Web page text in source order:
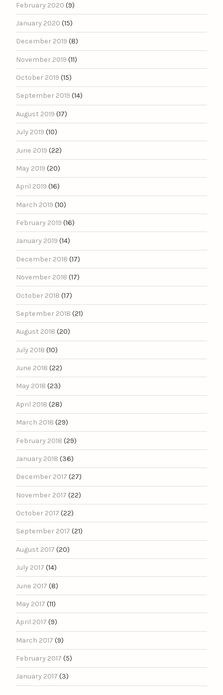
February 2020 (9)
January 2020 (15)
December 2019 (8)
November 2019 (11)
October 2019 (15)
September 2019 (14)
August 2019 (17)
July 2019 (10)
June 2019 (22)
May 2019 (20)
April 2019 (16)
March 2019 (10)
February 2019 (16)
January 2019 (14)
December 2018 (17)
November 2018 (17)
October 2018 (17)
September 2018 (21)
August 2018 (20)
July 2018 (10)
June 2018 (22)
May 2018 (23)
April 2018 (28)
March 2018 (29)
February 2018 (29)
January 2018 (36)
December 2017 (27)
November 2017 (22)
October 2017 (22)
September 2017 (21)
August 2017 (20)
July 2017 (14)
June 2017 (8)
May 2017 (11)
April 2017 (9)
March 2017 (9)
February 2017 (5)
January 2017 (3)